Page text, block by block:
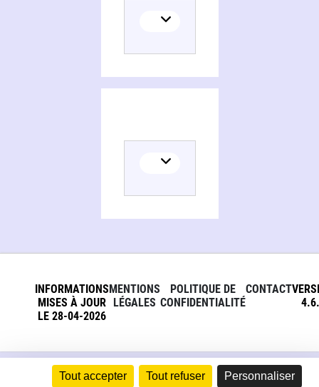
Tout accepter Tout refuser Personnaliser
INFORMATIONS
MISES À JOUR
LE 28-04-2026
MENTIONS
LÉGALES
POLITIQUE DE
CONFIDENTIALITÉ
CONTACT